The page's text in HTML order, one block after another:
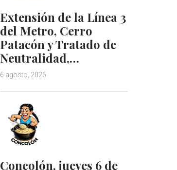
Extensión de la Línea 3
del Metro, Cerro
Patacón y Tratado de
Neutralidad,…
6 agosto, 2026
Concolón, jueves 6 de